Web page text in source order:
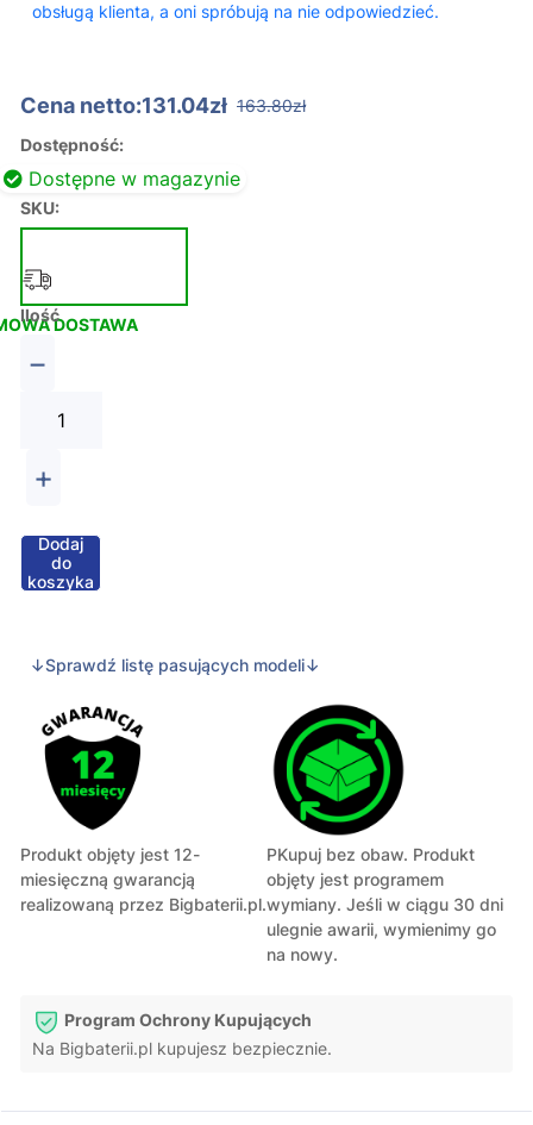
obsługą klienta, a oni spróbują na nie odpowiedzieć.
Cena netto:131.04zł 163.80zł
Dostępność:
Dostępne w magazynie
SKU:
DOSTAWA
Ilość
−
+
Dodaj
do
koszyka
↓Sprawdź listę pasujących modeli↓
Produkt objęty jest 12-
miesięczną gwarancją
realizowaną przez Bigbaterii.pl.
PKupuj bez obaw. Produkt
objęty jest programem
wymiany. Jeśli w ciągu 30 dni
ulegnie awarii, wymienimy go
na nowy.
Program Ochrony Kupujących
Na Bigbaterii.pl kupujesz bezpiecznie.